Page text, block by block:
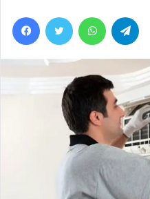
FacebookTwitter WhatsApp